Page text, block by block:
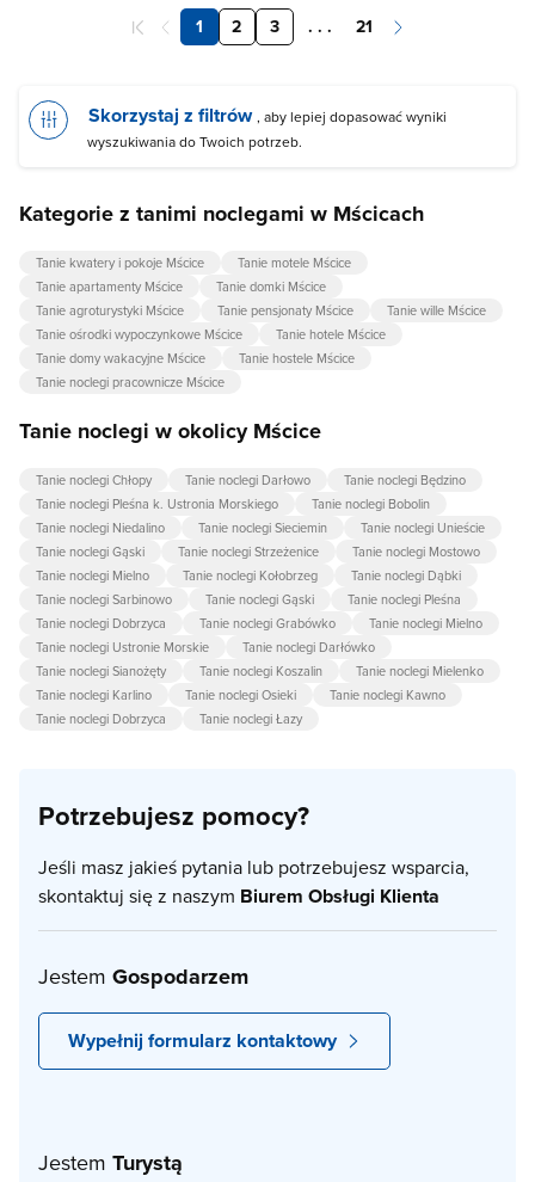
1 2 3 . . . 21
Skorzystaj z filtrów , aby lepiej dopasować wyniki
wyszukiwania do Twoich potrzeb.
Kategorie z tanimi noclegami w Mścicach
Tanie kwatery i pokoje Mścice
Tanie motele Mścice
Tanie apartamenty Mścice
Tanie domki Mścice
Tanie agroturystyki Mścice
Tanie pensjonaty Mścice
Tanie wille Mścice
Tanie ośrodki wypoczynkowe Mścice
Tanie hotele Mścice
Tanie domy wakacyjne Mścice
Tanie hostele Mścice
Tanie noclegi pracownicze Mścice
Tanie noclegi w okolicy Mścice
Tanie noclegi Chłopy Tanie noclegi Darłowo
Tanie noclegi Będzino
Tanie noclegi Pleśna k. Ustronia Morskiego
Tanie noclegi Bobolin
Tanie noclegi Niedalino
Tanie noclegi Sieciemin
Tanie noclegi Unieście
Tanie noclegi Gąski
Tanie noclegi Strzeżenice
Tanie noclegi Mostowo
Tanie noclegi Mielno
Tanie noclegi Kołobrzeg
Tanie noclegi Dąbki
Tanie noclegi Sarbinowo
Tanie noclegi Gąski
Tanie noclegi Pleśna
Tanie noclegi Dobrzyca
Tanie noclegi Grabówko
Tanie noclegi Mielno
Tanie noclegi Ustronie Morskie
Tanie noclegi Darłówko
Tanie noclegi Sianożęty
Tanie noclegi Koszalin
Tanie noclegi Mielenko
Tanie noclegi Karlino
Tanie noclegi Osieki
Tanie noclegi Kawno
Tanie noclegi Dobrzyca
Tanie noclegi Łazy
Potrzebujesz pomocy?
Jeśli masz jakieś pytania lub potrzebujesz wsparcia,
skontaktuj się z naszym Biurem Obsługi Klienta
Jestem Gospodarzem
Wypełnij formularz kontaktowy
Jestem Turystą